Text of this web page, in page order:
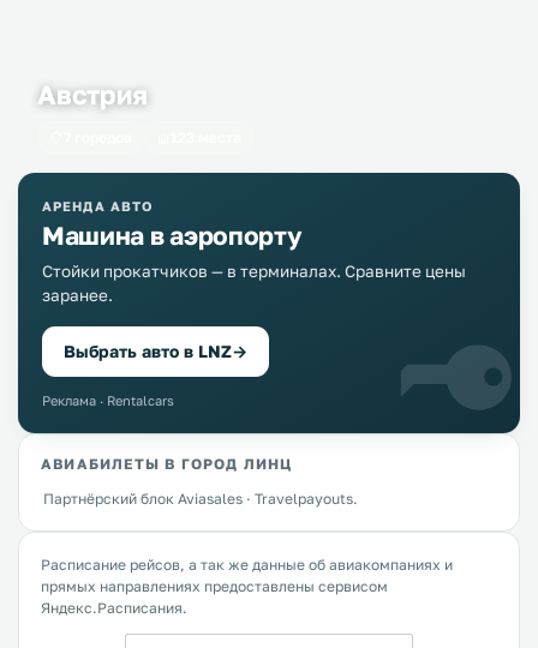
Австрия
АРЕНДА АВТО
Машина в аэропорту
Стойки прокатчиков — в терминалах. Сравните цены
заранее.
Выбрать авто в LNZ→
Реклама · Rentalcars
АВИАБИЛЕТЫ В ГОРОД ЛИНЦ
Партнёрский блок Aviasales · Travelpayouts.
Расписание рейсов, а так же данные об авиакомпаниях и
прямых направлениях предоставлены сервисом
Яндекс.Расписания.